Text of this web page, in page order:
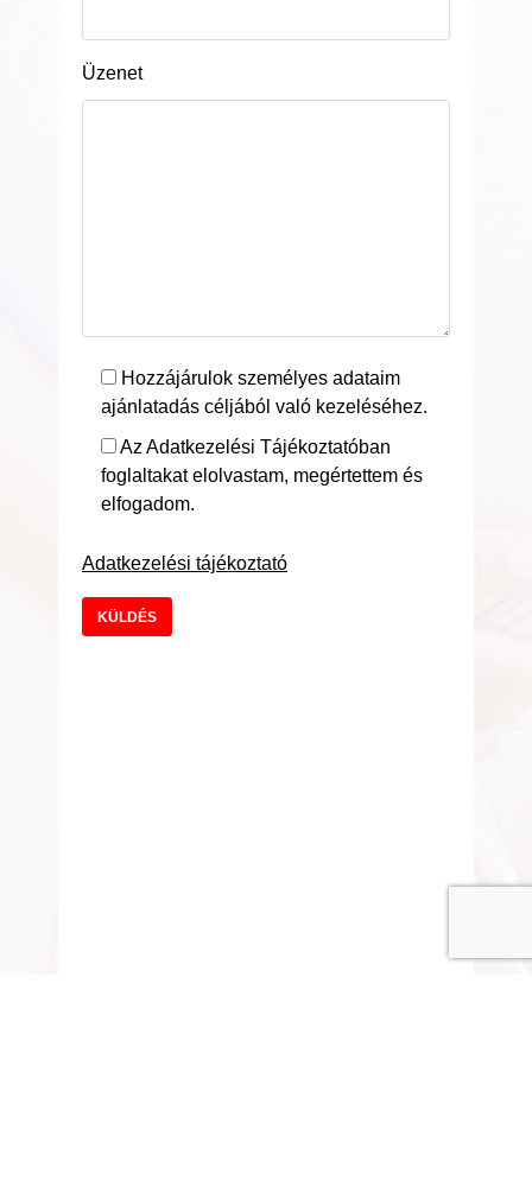
Üzenet
Hozzájárulok személyes adataim
ajánlatadás céljából való kezeléséhez.
Az Adatkezelési Tájékoztatóban
foglaltakat elolvastam, megértettem és
elfogadom.
Adatkezelési tájékoztató